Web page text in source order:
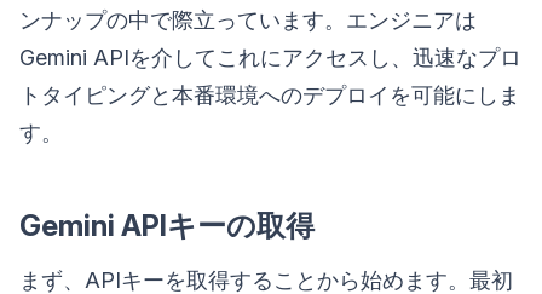
ンナップの中で際立っています。エンジニアは
Gemini APIを介してこれにアクセスし、迅速なプロ
トタイピングと本番環境へのデプロイを可能にしま
す。
Gemini APIキーの取得
まず、APIキーを取得することから始めます。最初